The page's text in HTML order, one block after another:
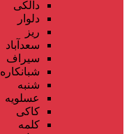
دالکی
دلوار
ریز
سعدآباد
سیراف
شبانکاره
شنبه
عسلویه
کاکی
کلمه